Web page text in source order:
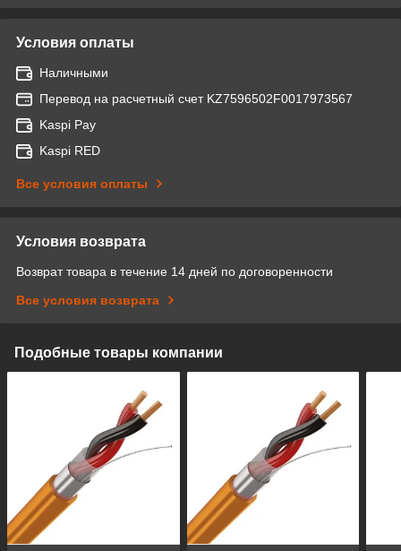
Условия оплаты
Наличными
Перевод на расчетный счет KZ7596502F0017973567
Kaspi Pay
Kaspi RED
Все условия оплаты
Условия возврата
Возврат товара в течение 14 дней по договоренности
Все условия возврата
Подобные товары компании